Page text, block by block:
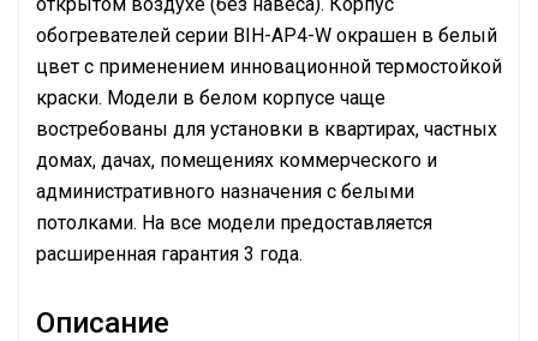
обогревателей серии BIH-AP4-W окрашен в белый
цвет с применением инновационной термостойкой
краски. Модели в белом корпусе чаще
востребованы для установки в квартирах, частных
домах, дачах, помещениях коммерческого и
административного назначения с белыми
потолками. На все модели предоставляется
расширенная гарантия 3 года.
Описание